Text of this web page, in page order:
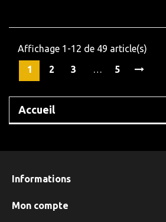
Affichage 1-12 de 49 article(s)
1
2 3 … 5
Accueil
Informations
Mon compte